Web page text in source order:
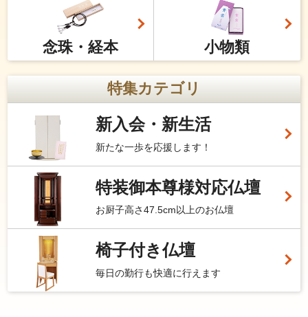
念珠・経本 小物類
特集カテゴリ
新入会・新生活
新たな一歩を応援します！
特装御本尊様対応仏壇
お厨子高さ47.5cm以上のお仏壇
椅子付き仏壇
毎日の勤行も快適に行えます